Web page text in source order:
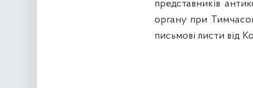
представників
органу при
письмові листи від